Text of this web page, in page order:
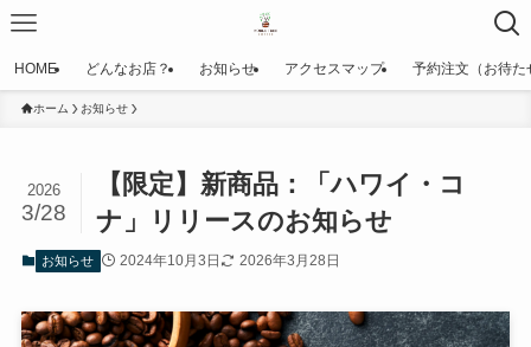
HOME どんなお店？ お知らせ アクセスマップ 予約注文（お待た
ホーム お知らせ
【限定】新商品：「ハワイ・コ
ナ」リリースのお知らせ
2026
3/28
お知らせ 2024年10月3日 2026年3月28日